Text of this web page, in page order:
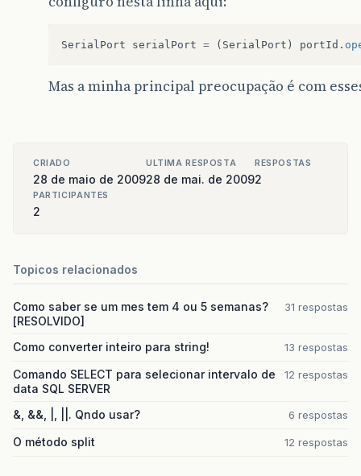
SerialPort serialPort = ( SerialPort ) portId .
Mas a minha principal preocupação é com
CRIADO
28 de maio de 2009
ULTIMA RESPOSTA
28 de mai. de 2009
RESPOSTAS
2
PARTICIPANTES
2
Topicos relacionados
Como saber se um mes tem 4 ou 5 semanas?
[RESOLVIDO]
31 respostas
Como converter inteiro para string! 13 respostas
Comando SELECT para selecionar intervalo de
data SQL SERVER
12 respostas
&, &&, |, ||. Qndo usar? 6 respostas
O método split 12 respostas